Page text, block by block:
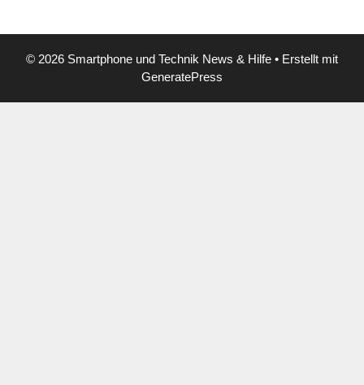
© 2026 Smartphone und Technik News & Hilfe • Erstellt mit
GeneratePress